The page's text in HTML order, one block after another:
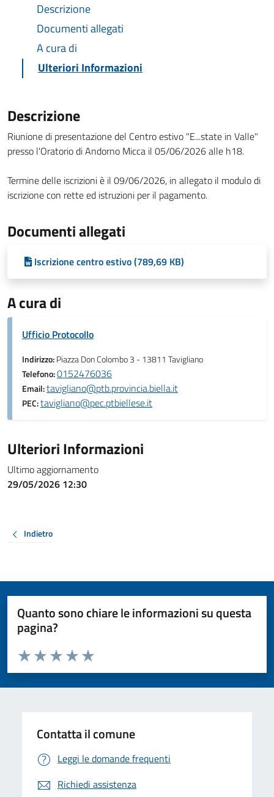
Descrizione
Documenti allegati
A cura di
Ulteriori Informazioni
Descrizione
Riunione di presentazione del Centro estivo "E...state in Valle"
presso l'Oratorio di Andorno Micca il 05/06/2026 alle h18.
Termine delle iscrizioni è il 09/06/2026, in allegato il modulo di
iscrizione con rette ed istruzioni per il pagamento.
Documenti allegati
Iscrizione centro estivo (789,69 KB)
A cura di
Ufficio Protocollo
Indirizzo:Piazza Don Colombo 3 - 13811 Tavigliano
Telefono:0152476036
Email:tavigliano@ptb.provincia.biella.it
PEC:tavigliano@pec.ptbiellese.it
Ulteriori Informazioni
Ultimo aggiornamento
29/05/2026 12:30
Indietro
Quanto sono chiare le informazioni su questa
pagina?
Valuta da 1 a 5 stelle la pagina
Valuta 5 stelle su 5
Valuta 4 stelle su 5
Valuta 3 stelle su 5
Valuta 2 stelle su 5
Valuta 1 stelle su 5
Contatta il comune
Leggi le domande frequenti
Richiedi assistenza